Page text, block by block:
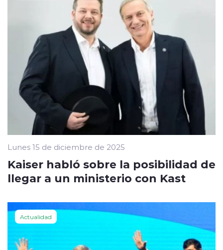
Lunes 15 de diciembre de 2025
Kaiser habló sobre la posibilidad de
llegar a un ministerio con Kast
Actualidad